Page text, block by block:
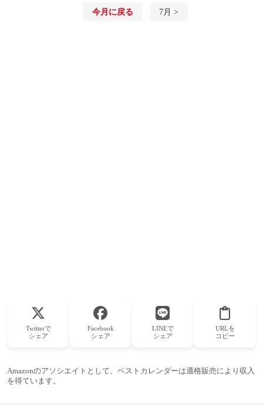
今月に戻る 7月 >
Twitterで
シェア
Facebook
シェア
LINEで
シェア
URLを
コピー
Amazonのアソシエイトとして、ベストカレンダーは適格販売により収入
を得ています。